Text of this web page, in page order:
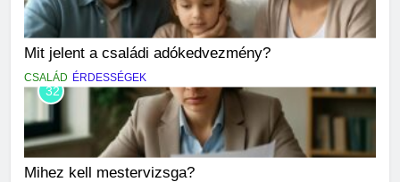
Mit jelent a családi adókedvezmény?
CSALÁD ÉRDESSÉGEK
32
Mihez kell mestervizsga?